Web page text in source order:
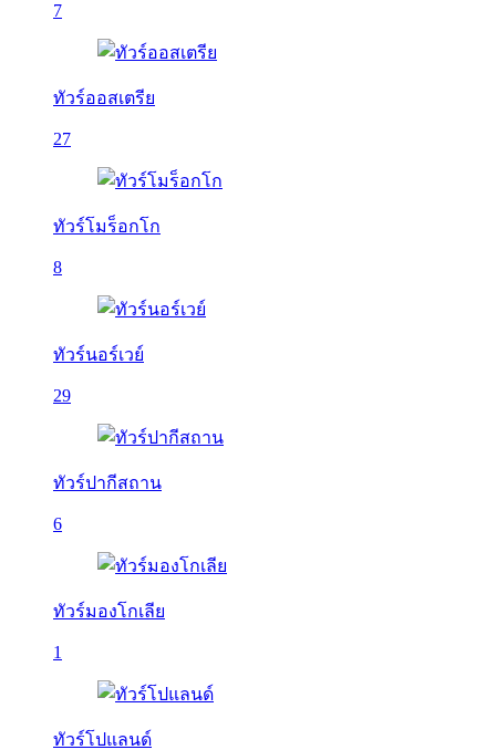
7
ทัวร์ออสเตรีย
27
ทัวร์โมร็อกโก
8
ทัวร์นอร์เวย์
29
ทัวร์ปากีสถาน
6
ทัวร์มองโกเลีย
1
ทัวร์โปแลนด์